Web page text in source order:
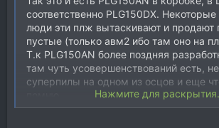
соответственно PLG150DX.
люди эти плж вытаскивают и продают
пустые (только авм2 ибо там оно на
Т.к PLG150AN более поздняя
там чуть усовершенствований есть,
суперпилы на одном из осцов и еще
5 голосов это то что выдает 1
Нажмите для